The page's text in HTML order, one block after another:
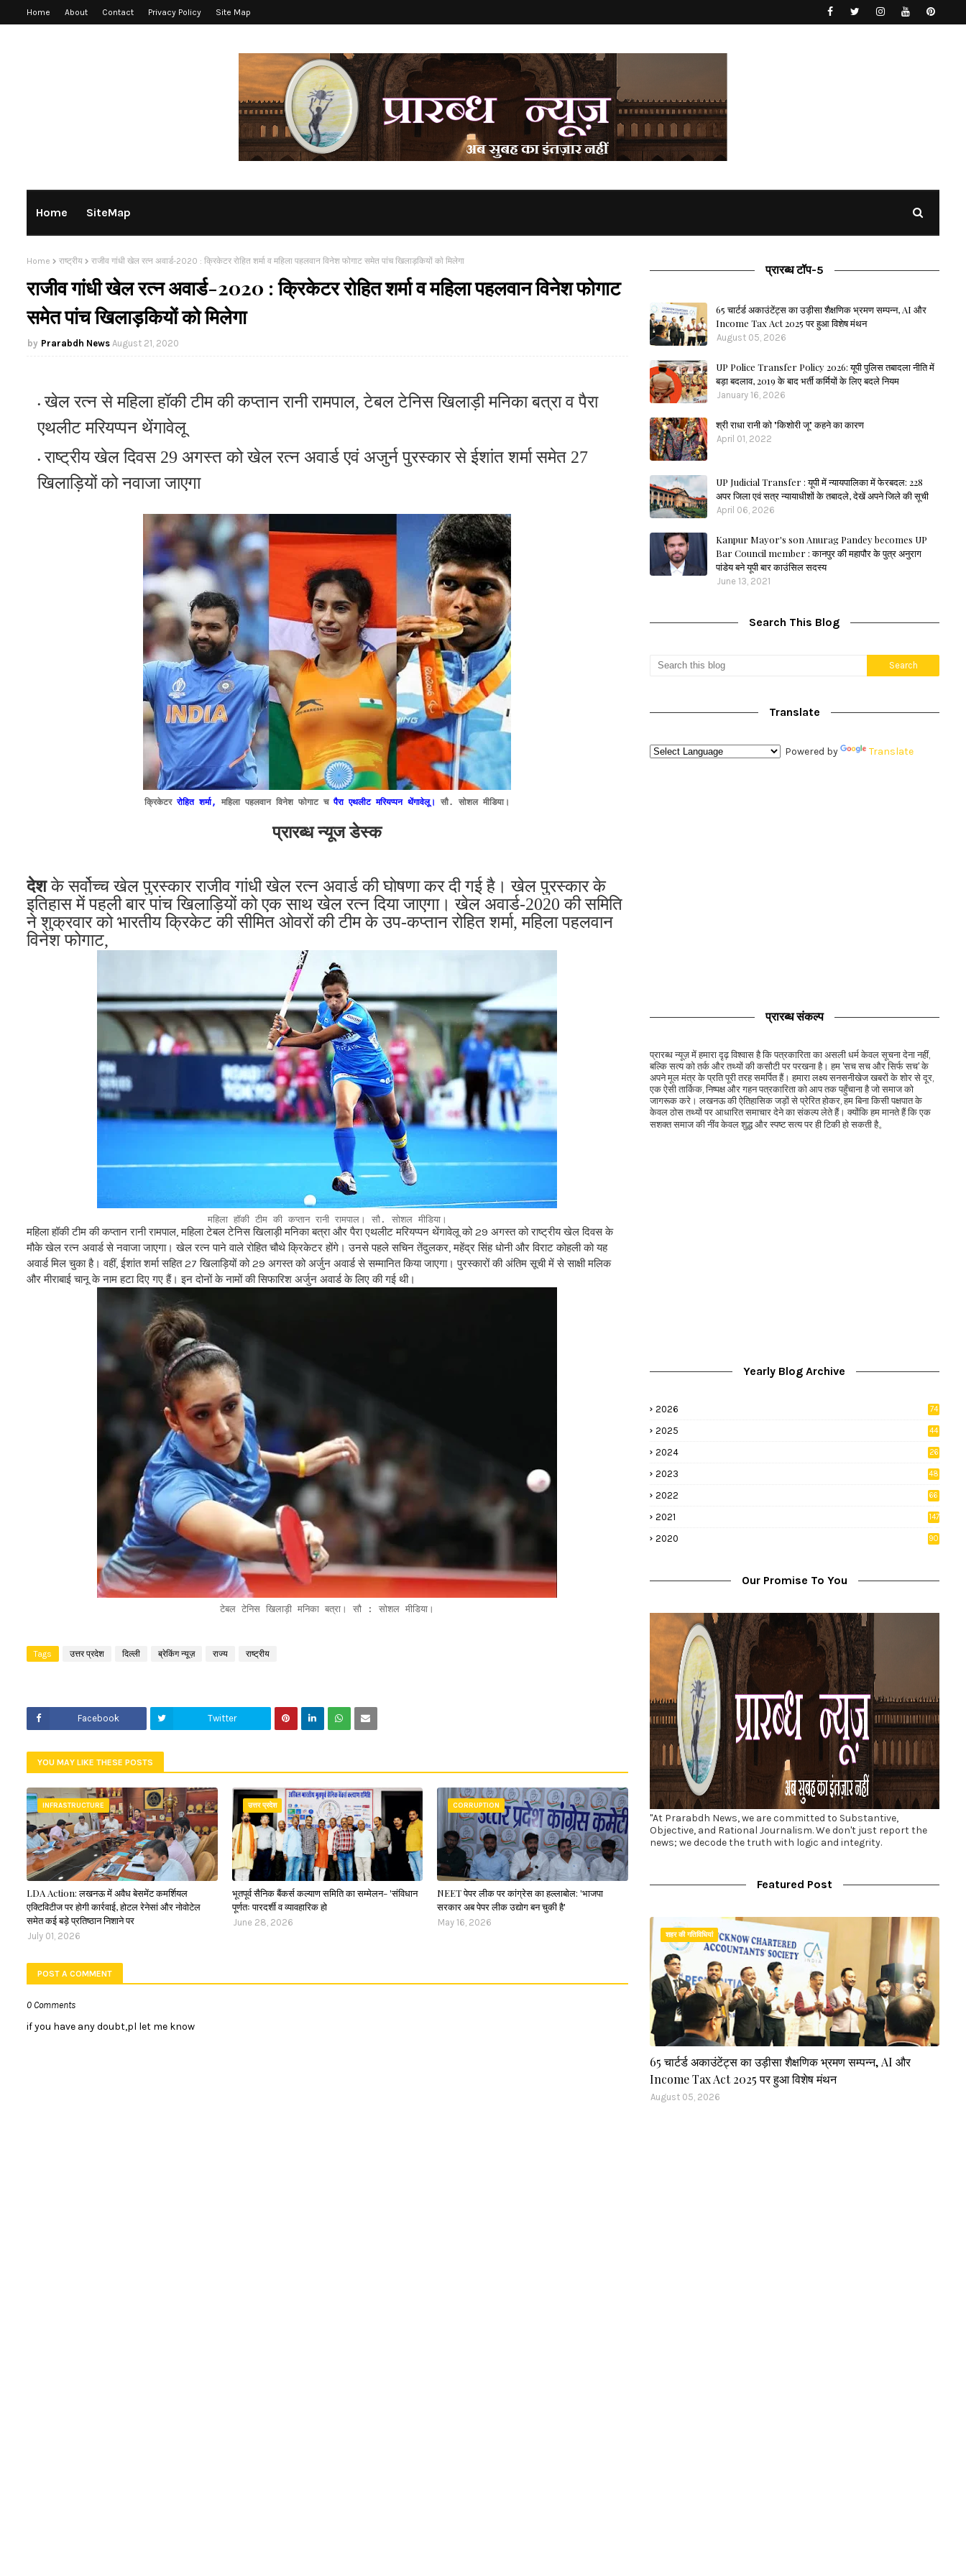
Home About Contact Privacy Policy Site Map
Home SiteMap
Home राष्ट्रीय राजीव गांधी खेल रत्न अवार्ड-2020 : क्रिकेटर रोहित शर्मा व महिला पहलवान विनेश फोगाट समेत पांच खिलाड़कियों काे मिलेगा
राजीव गांधी खेल रत्न अवार्ड-2020 : क्रिकेटर रोहित शर्मा व महिला पहलवान विनेश फोगाट
समेत पांच खिलाड़कियों काे मिलेगा
Prarabdh News August 21, 2020
खेल रत्न सेमहिला हॉकी टीम की कप्तान रानी रामपाल, टेबल टेनिस खिलाड़ी मनिका बत्रा व पैरा
एथलीट मरियप्पन थेंगावेलू
राष्ट्रीय खेल दिवस 29 अगस्त को खेल रत्न अवार्ड एवं अजुर्न पुरस्कार से ईशांत शर्मा समेत 27
खिलाड़ियों कोनवाजा जाएगा
क्रिकेटररोहित शर्मा,महिला पहलवान विनेश फोगाट चपैरा एथलीट मरियप्पन थेंगावेलू।सौ. सोशल मीडिया।
प्रारब्ध न्यूज डेस्क
देशके सर्वोच्च खेल पुरस्कार राजीव गांधी खेल रत्न अवार्ड कीघाेषणा कर दी गई है।खेल पुरस्कार के
इतिहास में पहली बार पांच खिलाड़ियोंको एक साथखेल रत्न दिया जाएगा। खेल अवार्ड-2020 की समिति
ने शुक्रवार को भारतीय क्रिकेटकीसीमित ओवरों की टीम के उप-कप्तान रोहित शर्मा, महिला पहलवान
विनेश फोगाट,
महिला हॉकी टीम की कप्तान रानी रामपाल। सौ. सोशल मीडिया।
महिला हॉकी टीम की कप्तान रानी रामपाल, महिला टेबल टेनिस खिलाड़ी मनिका बत्रा और पैरा एथलीट मरियप्पन थेंगावेलू को 29 अगस्त को राष्ट्रीय खेल दिवस के
मौके खेल रत्न अवार्ड से नवाजा जाएगा। खेल रत्न पाने वाले रोहित चौथे क्रिकेटर होंगे। उनसे पहले सचिन तेंदुलकर, महेंद्र सिंह धोनी और विराट कोहली को यह
अवार्ड मिल चुका है। वहीं, ईशांत शर्मा सहित 27 खिलाड़ियों को 29 अगस्त को अर्जुन अवार्ड से सम्मानित किया जाएगा। पुरस्कारों की अंतिम सूची में से साक्षी मलिक
और मीराबाई चानू के नाम हटा दिए गए हैं। इन दोनों के नामों की सिफारिश अर्जुन अवार्ड के लिए की गई थी।
टेबल टेनिस खिलाड़ी मनिका बत्रा।सौ : सोशल मीडिया।
Tags उत्तर प्रदेश दिल्ली ब्रेकिंग न्यूज़ राज्य राष्ट्रीय
Facebook Twitter
YOU MAY LIKE THESE POSTS
INFRASTRUCTURE
LDA Action: लखनऊ में अवैध बेसमेंट कमर्शियल
एक्टिविटीज पर होगी कार्रवाई, होटल रेनेसां और नोवोटेल
समेत कई बड़े प्रतिष्ठान निशाने पर
July 01, 2026
उत्तर प्रदेश
भूतपूर्व सैनिक बैंकर्स कल्याण समिति का सम्मेलन- 'संविधान
पूर्णतः पारदर्शी व व्यावहारिक हो
June 28, 2026
CORRUPTION
NEET पेपर लीक पर कांग्रेस का हल्लाबोल: 'भाजपा
सरकार अब पेपर लीक उद्योग बन चुकी है'
May 16, 2026
POST A COMMENT
0 Comments
if you have any doubt,pl let me know
प्रारब्ध टॉप-5
65 चार्टर्ड अकाउंटेंट्स का उड़ीसा शैक्षणिक भ्रमण सम्पन्न, AI और
Income Tax Act 2025 पर हुआ विशेष मंथन
August 05, 2026
UP Police Transfer Policy 2026: यूपी पुलिस तबादला नीति में
बड़ा बदलाव, 2019 के बाद भर्ती कर्मियों के लिए बदले नियम
January 16, 2026
श्री राधा रानी को "किशोरी जू" कहने का कारण
April 01, 2022
UP Judicial Transfer : यूपी में न्यायपालिका में फेरबदल: 228
अपर जिला एवं सत्र न्यायाधीशों के तबादले, देखें अपने जिले की सूची
April 06, 2026
Kanpur Mayor's son Anurag Pandey becomes UP
Bar Council member : कानपुर की महापौर के पुत्र अनुराग
पांडेय बने यूपी बार काउंसिल सदस्य
June 13, 2021
Search This Blog
Translate
Powered by Translate
प्रारब्ध संकल्प
प्रारब्ध न्यूज़ में हमारा दृढ़ विश्वास है कि पत्रकारिता का असली धर्म केवल सूचना देना नहीं,
बल्कि सत्य को तर्क और तथ्यों की कसौटी पर परखना है। हम 'सच सच और सिर्फ सच' के
अपने मूल मंत्र के प्रति पूरी तरह समर्पित हैं। हमारा लक्ष्य सनसनीखेज खबरों के शोर से दूर,
एक ऐसी तार्किक, निष्पक्ष और गहन पत्रकारिता को आप तक पहुँचाना है जो समाज को
जागरूक करे। लखनऊ की ऐतिहासिक जड़ों से प्रेरित होकर, हम बिना किसी पक्षपात के
केवल ठोस तथ्यों पर आधारित समाचार देने का संकल्प लेते हैं। क्योंकि हम मानते हैं कि एक
सशक्त समाज की नींव केवल शुद्ध और स्पष्ट सत्य पर ही टिकी हो सकती है。
Yearly Blog Archive
2026
74
2025
44
2024
26
2023 48
2022
66
2021
147
2020
90
Our Promise To You
"At Prarabdh News, we are committed to Substantive,
Objective, and Rational Journalism. We don't just report the
news; we decode the truth with logic and integrity.
Featured Post
शहर की गतिविधियां
65 चार्टर्ड अकाउंटेंट्स का उड़ीसा शैक्षणिक भ्रमण सम्पन्न, AI और
Income Tax Act 2025 पर हुआ विशेष मंथन
August 05, 2026